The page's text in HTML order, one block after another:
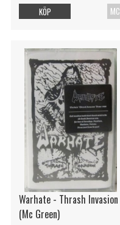
MC
KÖP
Warhate - Thrash Invasion
(Mc Green)